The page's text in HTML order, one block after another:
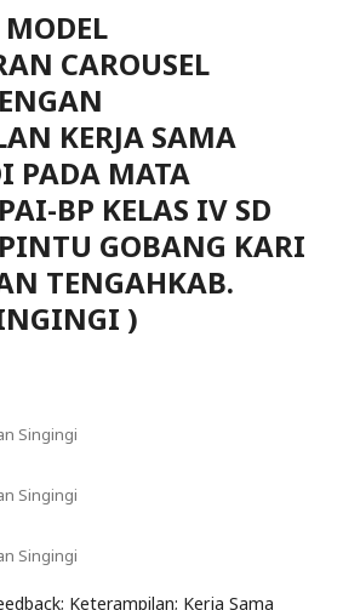
CAROUSEL
KERJA SAMA
PADA MATA
BP KELAS IV SD
GOBANG KARI
TENGAHKAB.
)
Singingi
Singingi
Singingi
Keterampilan; Kerja Sama